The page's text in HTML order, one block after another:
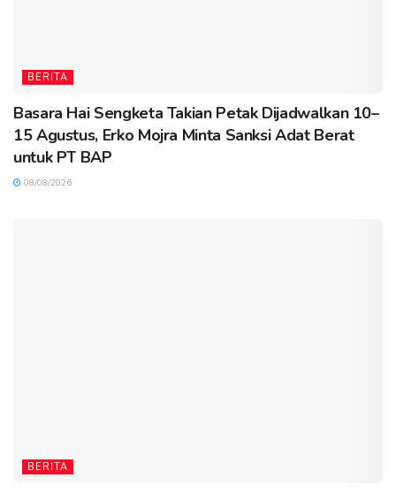
BERITA
Basara Hai Sengketa Takian Petak Dijadwalkan 10–
15 Agustus, Erko Mojra Minta Sanksi Adat Berat
untuk PT BAP
08/08/2026
BERITA